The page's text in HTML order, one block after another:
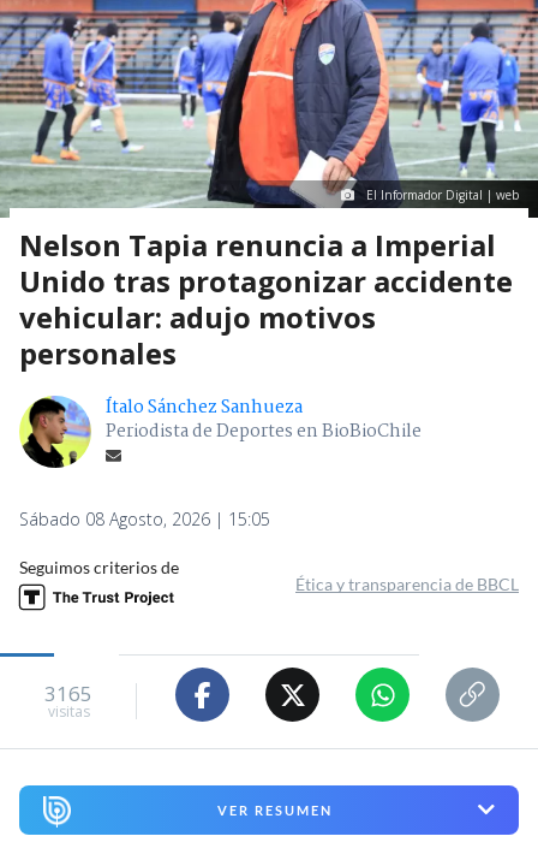
El Informador Digital | web
Nelson Tapia renuncia a Imperial
Unido tras protagonizar accidente
vehicular: adujo motivos
personales
Ítalo Sánchez Sanhueza
Periodista de Deportes en BioBioChile
Sábado 08 Agosto, 2026 | 15:05
Seguimos criterios de
Ética y transparencia de BBCL
3165
visitas
VER RESUMEN